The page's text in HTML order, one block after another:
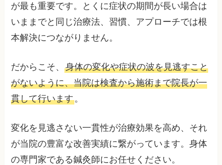
が最も重要です。とくに症状の期間が長い場合は
いままでと同じ治療法、習慣、アプローチでは根
本解決につながりません。
だからこそ、身体の変化や症状の波を見逃すこと
がないように、当院は検査から施術まで院長が一
貫して行います。
変化を見逃さない一貫性が治療効果を高め、それ
が当院の豊富な改善実績に繋がっています。身体
の専門家である鍼灸師にお任せください。